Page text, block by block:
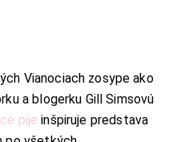
Vianociach zosype ako
a blogerku Gill Simsovú
pije inšpiruje predstava